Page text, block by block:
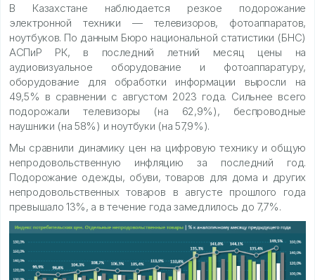
В Казахстане наблюдается резкое подорожание
электронной техники — телевизоров, фотоаппаратов,
ноутбуков. По данным Бюро национальной статистики (БНС)
АСПиР РК, в последний летний месяц цены на
аудиовизуальное оборудование и фотоаппаратуру,
оборудование для обработки информации выросли на
49,5% в сравнении с августом 2023 года. Сильнее всего
подорожали телевизоры (на 62,9%), беспроводные
наушники (на 58%) и ноутбуки (на 57,9%).
Мы сравнили динамику цен на цифровую технику и общую
непродовольственную инфляцию за последний год.
Подорожание одежды, обуви, товаров для дома и других
непродовольственных товаров в августе прошлого года
превышало 13%, а в течение года замедлилось до 7,7%.